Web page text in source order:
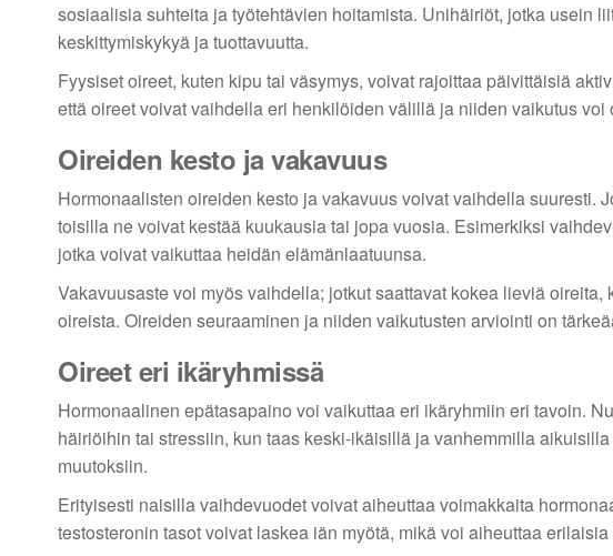
sosiaalisia suhteita ja työtehtävien hoitamista. Unihäiriöt, jotka usein
keskittymiskykyä ja tuottavuutta.
Fyysiset oireet, kuten kipu tai väsymys, voivat rajoittaa päivittäisiä
että oireet voivat vaihdella eri henkilöiden välillä ja niiden vaikutus voi
Oireiden kesto ja vakavuus
Hormonaalisten oireiden kesto ja vakavuus voivat vaihdella suuresti.
toisilla ne voivat kestää kuukausia tai jopa vuosia. Esimerkiksi
jotka voivat vaikuttaa heidän elämänlaatuunsa.
Vakavuusaste voi myös vaihdella; jotkut saattavat kokea lieviä
oireista. Oireiden seuraaminen ja niiden vaikutusten arviointi on
Oireet eri ikäryhmissä
Hormonaalinen epätasapaino voi vaikuttaa eri ikäryhmiin eri tavoin.
häiriöihin tai stressiin, kun taas keski-ikäisillä ja vanhemmilla
muutoksiin.
Erityisesti naisilla vaihdevuodet voivat aiheuttaa voimakkaita
testosteronin tasot voivat laskea iän myötä, mikä voi aiheuttaa